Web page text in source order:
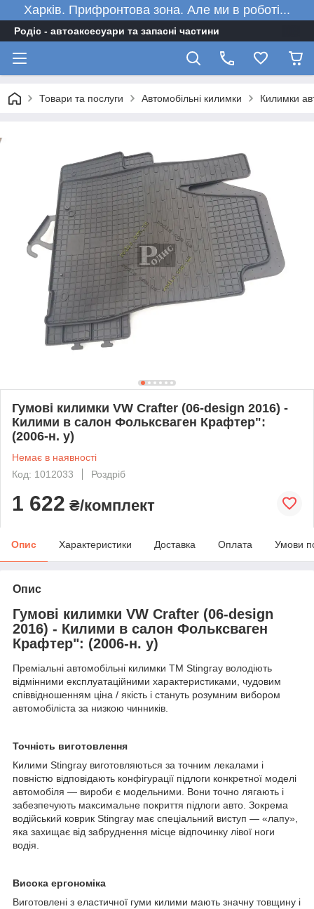
Харків. Прифронтова зона. Але ми в роботі...
Родіс - автоаксесуари та запасні частини
Товари та послуги Автомобільні килимки Килимки
Гумові килимки VW Crafter (06-design 2016) -
Килими в салон Фольксваген Крафтер":
(2006-н. у)
Немає в наявності
Код: 1012033
Роздріб
1 622 ₴/комплект
Опис Характеристики Доставка Оплата Умови
Опис
Гумові килимки VW Crafter (06-design
2016) - Килими в салон Фольксваген
Крафтер": (2006-н. у)
Преміальні автомобільні килимки ТМ Stingray володіють
відмінними експлуатаційними характеристиками, чудовим
співвідношенням ціна / якість і стануть розумним вибором
автомобіліста за низкою чинників.
Точність виготовлення
Килими Stingray виготовляються за точним лекалами і
повністю відповідають конфігурації підлоги конкретної моделі
автомобіля — вироби є модельними. Вони точно лягають і
забезпечують максимальне покриття підлоги авто. Зокрема
водійський коврик Stingray має спеціальний виступ — «лапу»,
яка захищає від забруднення місце відпочинку лівої ноги
водія.
Висока ергономіка
Виготовлені з еластичної гуми килими мають значну товщину і